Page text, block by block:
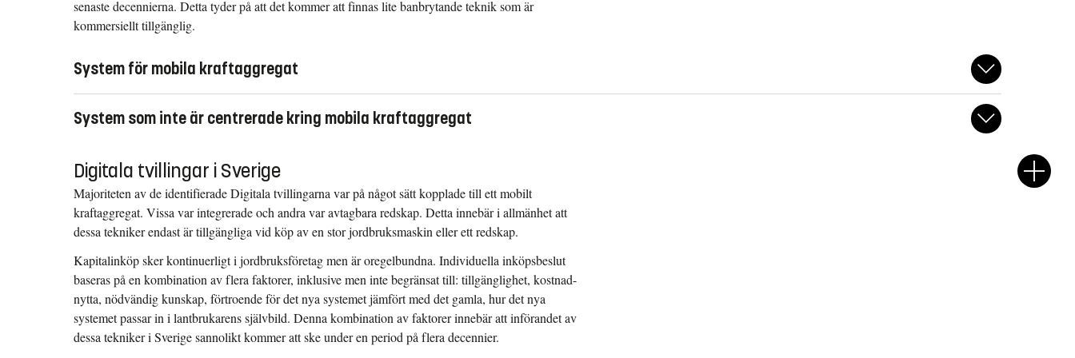
Aigen (mekanisk ogräsbekämpning)
Burro (ett självgående släpfordon)
ARA fältspruta frånEcorobotics
Sharp Shooter avVerdant Robotics
See & Spray av John Deere (tillgängligt i Sverige)
One Smart Spray av Bosch & BASF (ej tillgängligt i Sverige)
SenseSpray av Agtecnic (ej tillgängligt i Sverige)
Geoselect av Hardi, AutoSelect Spot av Horsch, och SMARTSCRIPT av Sentera är system som
använder fjärrbilder (drönare eller satellit) för att bygga precisionssprutningskartor för punktsprutning
– detta system bör inte klassificeras som en digital tvilling (inga av dem är tillgängliga i Sverige).
Yaras N-sensor möjliggör variabel dosering av ett fast ämne. En rapport om detta finns tillgänglig via
Kunskapsnavet för jordbrukets digitalisering.
senaste decennierna. Detta tyder på att det kommer att finnas lite banbrytande teknik som är
kommersiellt tillgänglig.
System för mobila kraftaggregat
enskilda rapporter).
kraftöverföringsaxlar och ger rekommendationer om service. www.walterscheid.app
System som inte är centrerade kring mobila kraftaggregat
inte är baserade på en mobil kraftenhet, är kommersiellt tillgängliga Digitala skuggor mer
framträdande.
Bevattning
gröda, väderprognos, markfuktighetssensorer och modeller för grödans behov.
Tillväxt av grödor
FARMServer av Becks (majs, bönor)
FarmingForecaster av CSIRO (betesmarker)
Digitala tvillingar i Sverige
Majoriteten av de identifierade Digitala tvillingarna var på något sätt kopplade till ett mobilt
kraftaggregat. Vissa var integrerade och andra var avtagbara redskap. Detta innebär i allmänhet att
dessa tekniker endast är tillgängliga vid köp av en stor jordbruksmaskin eller ett redskap.
Kapitalinköp sker kontinuerligt i jordbruksföretag men är oregelbundna. Individuella inköpsbeslut
baseras på en kombination av flera faktorer, inklusive men inte begränsat till: tillgänglighet, kostnad-
nytta, nödvändig kunskap, förtroende för det nya systemet jämfört med det gamla, hur det nya
systemet passar in i lantbrukarens självbild. Denna kombination av faktorer innebär att införandet av
dessa tekniker i Sverige sannolikt kommer att ske under en period på flera decennier.